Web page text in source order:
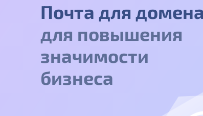
Почта для домена
для повышения
значимости
бизнеса